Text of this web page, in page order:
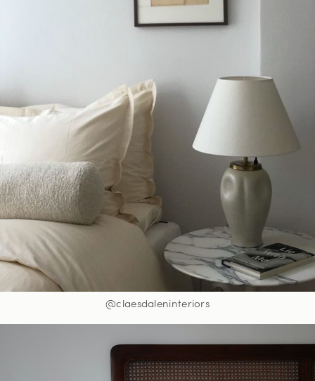
@claesdaleninteriors